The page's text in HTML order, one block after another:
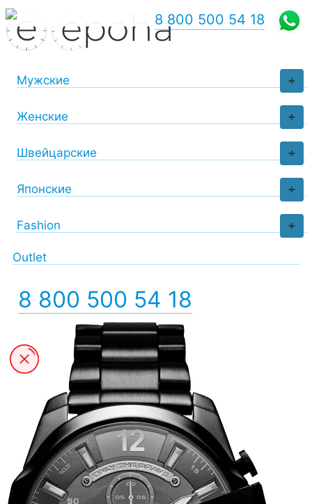
+
Мужские
+
Женские
+
Швейцарские
+
Японские
+
Fashion
Outlet
8 800 500 54 18
8 800 500 54 18